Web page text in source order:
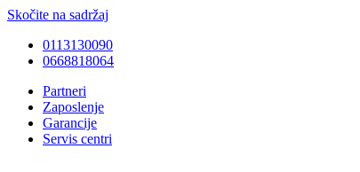
Skočite na sadržaj
0113130090
0668818064
Partneri
Zaposlenje
Garancije
Servis centri
Unesite ovde tekst naslova